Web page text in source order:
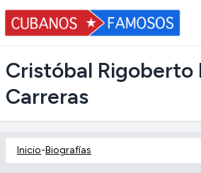
Cristóbal Rigoberto
Carreras
Inicio-Biografías